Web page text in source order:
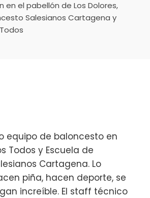
en el pabellón de Los Dolores,
Salesianos Cartagena y
equipo de baloncesto en
Todos y Escuela de
Cartagena. Lo
piña, hacen deporte, se
increíble. El staff técnico